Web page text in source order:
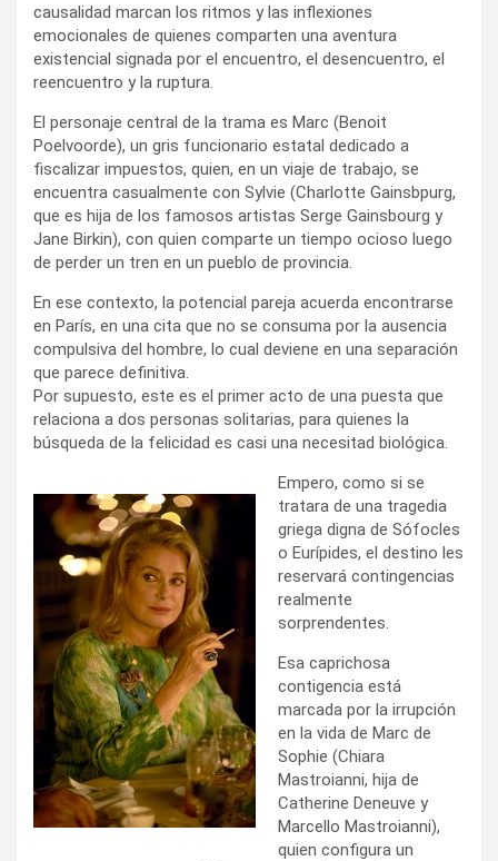
causalidad marcan los ritmos y las inflexiones
emocionales de quienes comparten una aventura
existencial signada por el encuentro, el desencuentro, el
reencuentro y la ruptura.
El personaje central de la trama es Marc (Benoit
Poelvoorde), un gris funcionario estatal dedicado a
fiscalizar impuestos, quien, en un viaje de trabajo, se
encuentra casualmente con Sylvie (Charlotte Gainsbpurg,
que es hija de los famosos artistas Serge Gainsbourg y
Jane Birkin), con quien comparte un tiempo ocioso luego
de perder un tren en un pueblo de provincia.
En ese contexto, la potencial pareja acuerda encontrarse
en París, en una cita que no se consuma por la ausencia
compulsiva del hombre, lo cual deviene en una separación
que parece definitiva.
Por supuesto, este es el primer acto de una puesta que
relaciona a dos personas solitarias, para quienes la
búsqueda de la felicidad es casi una necesitad biológica.
Empero, como si se
tratara de una tragedia
griega digna de Sófocles
o Eurípides, el destino les
reservará contingencias
realmente
sorprendentes.
Esa caprichosa
contigencia está
marcada por la irrupción
en la vida de Marc de
Sophie (Chiara
Mastroianni, hija de
Catherine Deneuve y
Marcello Mastroianni),
quien configura un